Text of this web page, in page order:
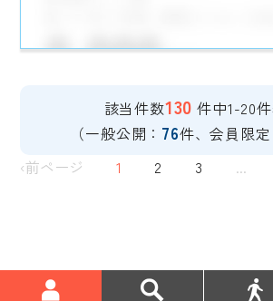
該当件数130 件中1-20
（一般公開： 76件、会員限
‹前ページ
1 2 3 ...